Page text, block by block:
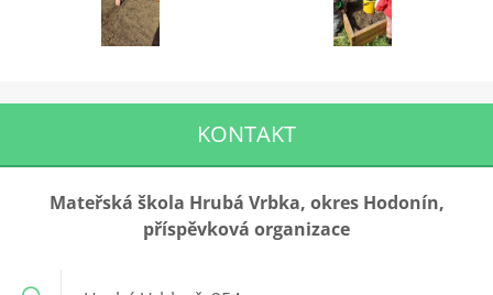
KONTAKT
Mateřská škola Hrubá Vrbka, okres Hodonín,
příspěvková organizace